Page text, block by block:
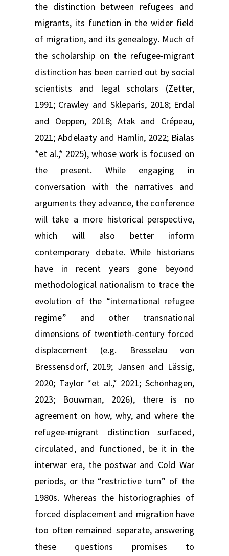
the distinction between refugees and
migrants, its function in the wider field
of migration, and its genealogy. Much of
the scholarship on the refugee-migrant
distinction has been carried out by social
scientists and legal scholars (Zetter,
1991; Crawley and Skleparis, 2018; Erdal
and Oeppen, 2018; Atak and Crépeau,
2021; Abdelaaty and Hamlin, 2022; Bialas
*et al.,* 2025), whose work is focused on
the present. While engaging in
conversation with the narratives and
arguments they advance, the conference
will take a more historical perspective,
which will also better inform
contemporary debate. While historians
have in recent years gone beyond
methodological nationalism to trace the
evolution of the “international refugee
regime” and other transnational
dimensions of twentieth-century forced
displacement (e.g. Bresselau von
Bressensdorf, 2019; Jansen and Lässig,
2020; Taylor *et al.,* 2021; Schönhagen,
2023; Bouwman, 2026), there is no
agreement on how, why, and where the
refugee-migrant distinction surfaced,
circulated, and functioned, be it in the
interwar era, the postwar and Cold War
periods, or the “restrictive turn” of the
1980s. Whereas the historiographies of
forced displacement and migration have
too often remained separate, answering
these questions promises to